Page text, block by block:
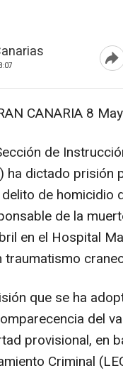
CANARIA 8
de
dictado prisión
de homicidio
de la
en el Hospital
traumatismo
que se ha
del
provisional, en
Criminal